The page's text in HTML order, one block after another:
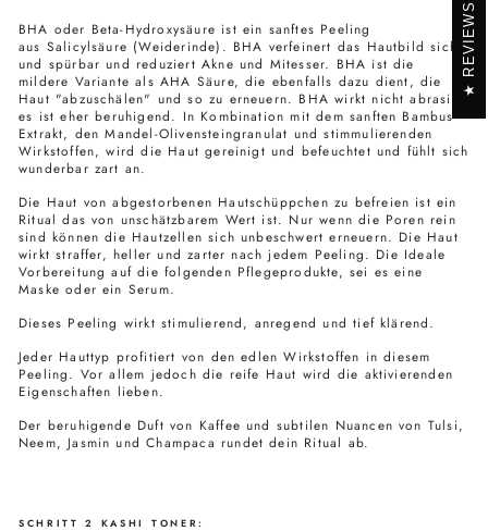
BHA oder Beta-Hydroxysäure ist ein sanftes Peeling
aus Salicylsäure (Weiderinde). BHA verfeinert das Hautbild sicht-
und spürbar und reduziert Akne und Mitesser. BHA ist die
mildere Variante als AHA Säure, die ebenfalls dazu dient, die
Haut "abzuschälen" und so zu erneuern. BHA wirkt nicht abrasiv,
es ist eher beruhigend. In Kombination mit dem sanften Bambus
Extrakt, den Mandel-Olivensteingranulat und stimmulierenden
Wirkstoffen, wird die Haut gereinigt und befeuchtet und fühlt sich
wunderbar zart an.
Die Haut von abgestorbenen Hautschüppchen zu befreien ist ein
Ritual das von unschätzbarem Wert ist. Nur wenn die Poren rein
sind können die Hautzellen sich unbeschwert erneuern. Die Haut
wirkt straffer, heller und zarter nach jedem Peeling. Die Ideale
Vorbereitung auf die folgenden Pflegeprodukte, sei es eine
Maske oder ein Serum.
Dieses Peeling wirkt stimulierend, anregend und tief klärend.
Jeder Hauttyp profitiert von den edlen Wirkstoffen in diesem
Peeling. Vor allem jedoch die reife Haut wird die aktivierenden
Eigenschaften lieben.
Der beruhigende Duft von Kaffee und subtilen Nuancen von Tulsi,
Neem, Jasmin und Champaca rundet dein Ritual ab.
SCHRITT 2 KASHI TONER:
REVIEWS